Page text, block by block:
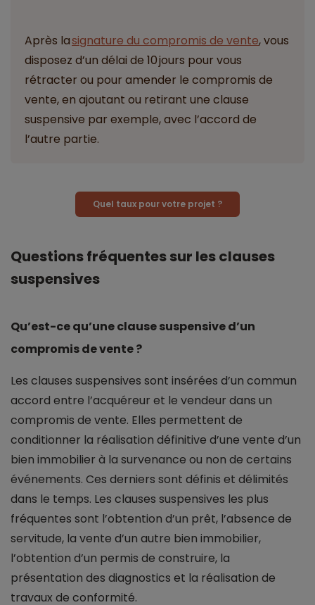
Après lasignature du compromis de vente, vous
disposez d’un délai de 10 jours pour vous
rétracter ou pour amender le compromis de
vente, en ajoutant ou retirant une clause
suspensive par exemple, avec l’accord de
l’autre partie.
Quel taux pour votre projet ?
Questions fréquentes sur les clauses
suspensives
Qu’est-ce qu’une clause suspensive d’un
compromis de vente ?
Les clauses suspensives sont insérées d’un commun
accord entre l’acquéreur et le vendeur dans un
compromis de vente. Elles permettent de
conditionner la réalisation définitive d’une vente d’un
bien immobilier à la survenance ou non de certains
événements. Ces derniers sont définis et délimités
dans le temps. Les clauses suspensives les plus
fréquentes sont l’obtention d’un prêt, l’absence de
servitude, la vente d’un autre bien immobilier,
l’obtention d’un permis de construire, la
présentation des diagnostics et la réalisation de
travaux de conformité.